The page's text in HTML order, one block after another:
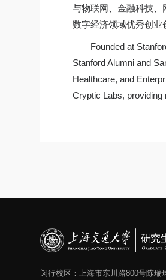
与物联网、金融科技
数字经济领域优秀创业
Founded at
Stanford Alumni and
Healthcare, and
Cryptic Labs, providing
闵行校区：上海市东川路800号陈瑞